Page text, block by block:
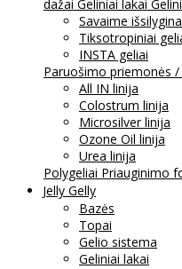
dažai Geliniai lakai
Savaime
Tiksotropiniai
INSTA geliai
Paruošimo priemonės /
All IN linija
Colostrum linija
Microsilver linija
Ozone Oil linija
Urea linija
Polygeliai Priauginimo
Jelly Gelly
Bazės
Topai
Gelio sistema
Geliniai lakai